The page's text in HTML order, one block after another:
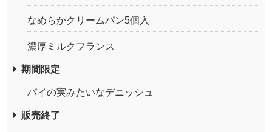
なめらかクリームパン5個入
濃厚ミルクフランス
期間限定
パイの実みたいなデニッシュ
販売終了